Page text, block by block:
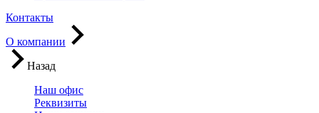
Контакты
О компании
Назад
Наш офис
Реквизиты